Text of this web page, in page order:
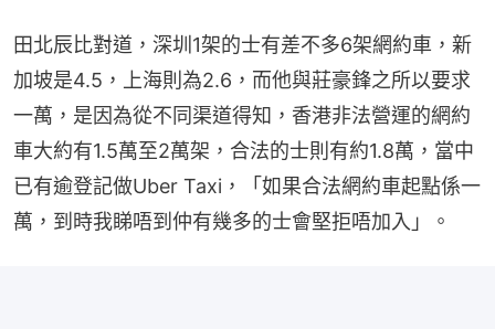
田北辰比對道，深圳1架的士有差不多6架網約車，新
加坡是4.5，上海則為2.6，而他與莊豪鋒之所以要求
一萬，是因為從不同渠道得知，香港非法營運的網約
車大約有1.5萬至2萬架，合法的士則有約1.8萬，當中
已有逾登記做Uber Taxi，「如果合法網約車起點係一
萬，到時我睇唔到仲有幾多的士會堅拒唔加入」。